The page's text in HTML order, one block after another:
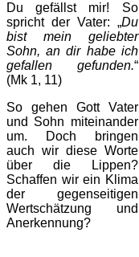
Du gefällst mir! So
spricht der Vater: „Du
bist mein geliebter
Sohn, an dir habe ich
gefallen gefunden.“
(Mk 1, 11)
So gehen Gott Vater
und Sohn miteinander
um. Doch bringen
auch wir diese Worte
über die Lippen?
Schaffen wir ein Klima
der gegenseitigen
Wertschätzung und
Anerkennung?